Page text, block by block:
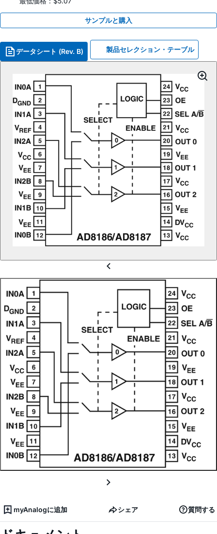
サンプルと購入
データシート (Rev. B) 製品セレクション・テーブル
myAnalogに追加 シェア 質問する